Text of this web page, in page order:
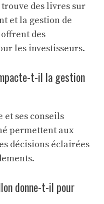
des livres sur
et la gestion de
des
les investisseurs.
t-il la gestion
et ses conseils
permettent aux
décisions éclairées
donne-t-il pour